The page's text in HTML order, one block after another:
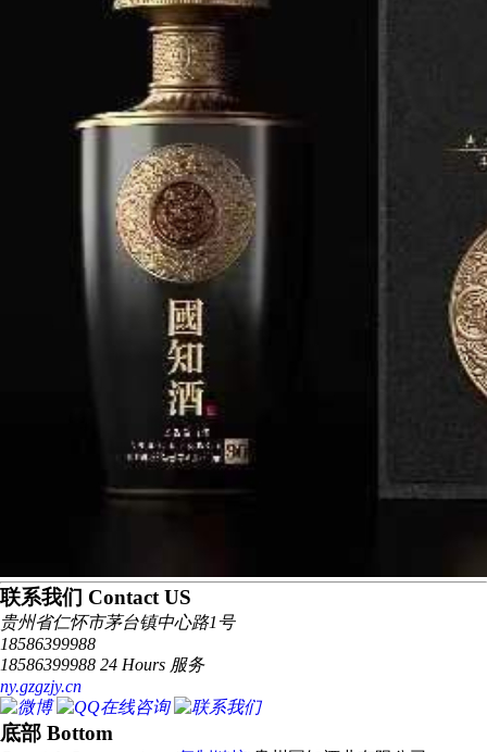
联系我们 Contact US
贵州省仁怀市茅台镇中心路1号
18586399988
18586399988 24 Hours 服务
ny.gzgzjy.cn
底部 Bottom